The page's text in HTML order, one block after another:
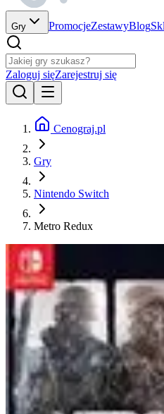
Gry PromocjeZestawyBlog
Zaloguj sięZarejestruj się
Cenograj.pl
Gry
Nintendo Switch
Metro Redux